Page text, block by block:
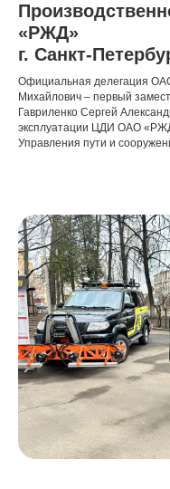
«РЖД»
г. Санкт-
Официальная делегация
Михайлович – первый
Гавриленко Сергей
эксплуатации ЦДИ ОАО
Управления пути и